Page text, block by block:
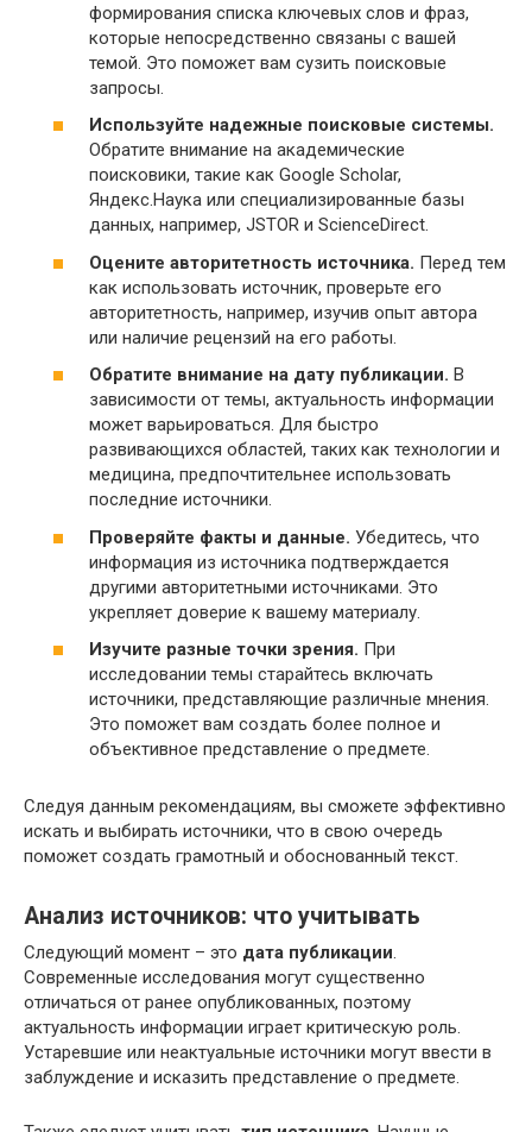
формирования списка ключевых слов и фраз,
которые непосредственно связаны с вашей
темой. Это поможет вам сузить поисковые
запросы.
Используйте надежные поисковые системы.
Обратите внимание на академические
поисковики, такие как Google Scholar,
Яндекс.Наука или специализированные базы
данных, например, JSTOR и ScienceDirect.
Оцените авторитетность источника. Перед тем
как использовать источник, проверьте его
авторитетность, например, изучив опыт автора
или наличие рецензий на его работы.
Обратите внимание на дату публикации. В
зависимости от темы, актуальность информации
может варьироваться. Для быстро
развивающихся областей, таких как технологии и
медицина, предпочтительнее использовать
последние источники.
Проверяйте факты и данные. Убедитесь, что
информация из источника подтверждается
другими авторитетными источниками. Это
укрепляет доверие к вашему материалу.
Изучите разные точки зрения. При
исследовании темы старайтесь включать
источники, представляющие различные мнения.
Это поможет вам создать более полное и
объективное представление о предмете.
Следуя данным рекомендациям, вы сможете эффективно
искать и выбирать источники, что в свою очередь
поможет создать грамотный и обоснованный текст.
Анализ источников: что учитывать
Следующий момент – это дата публикации.
Современные исследования могут существенно
отличаться от ранее опубликованных, поэтому
актуальность информации играет критическую роль.
Устаревшие или неактуальные источники могут ввести в
заблуждение и исказить представление о предмете.